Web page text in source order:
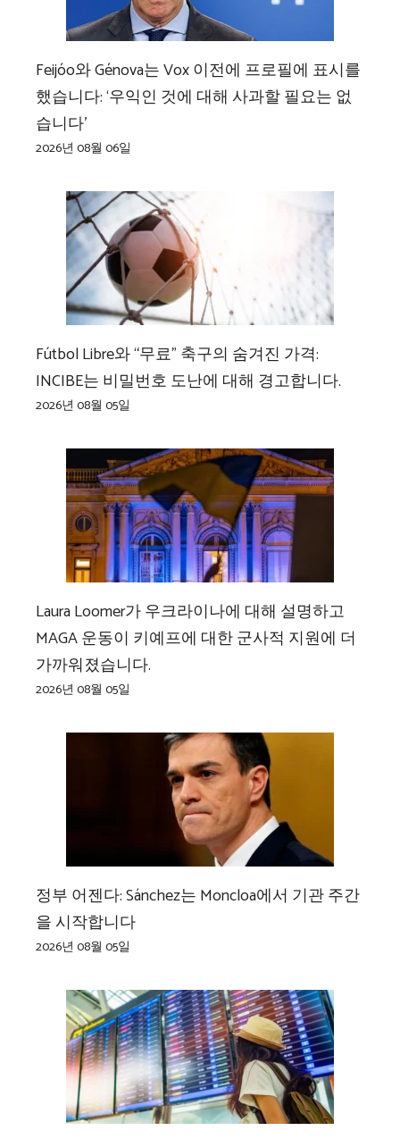
Feijóo와 Génova는 Vox 이전에 프로필에 표시를
했습니다: ‘우익인 것에 대해 사과할 필요는 없
습니다’
2026년 08월 06일
Fútbol Libre와 “무료” 축구의 숨겨진 가격:
INCIBE는 비밀번호 도난에 대해 경고합니다.
2026년 08월 05일
Laura Loomer가 우크라이나에 대해 설명하고
MAGA 운동이 키예프에 대한 군사적 지원에 더
가까워졌습니다.
2026년 08월 05일
정부 어젠다: Sánchez는 Moncloa에서 기관 주간
을 시작합니다
2026년 08월 05일